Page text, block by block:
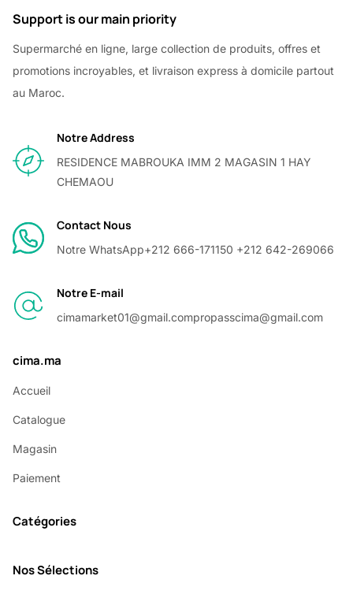
Support is our main priority
Supermarché en ligne, large collection de produits, offres et
promotions incroyables, et livraison express à domicile partout
au Maroc.
Notre Address
RESIDENCE MABROUKA IMM 2 MAGASIN 1 HAY
CHEMAOU
Contact Nous
Notre WhatsApp+212 666-171150 +212 642-269066
Notre E-mail
cimamarket01@gmail.compropasscima@gmail.com
cima.ma
Accueil
Catalogue
Magasin
Paiement
Catégories
Nos Sélections